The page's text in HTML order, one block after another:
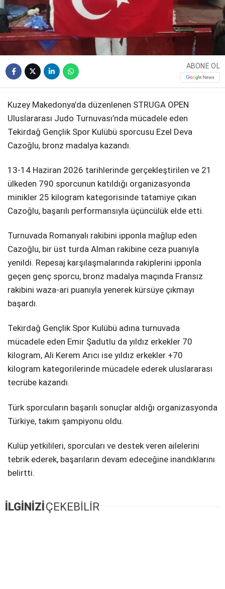
Facebook
Instagram
Youtube
ABONE OL
Kuzey Makedonya’da düzenlenen STRUGA OPEN
Uluslararası Judo Turnuvası’nda mücadele eden
Tekirdağ Gençlik Spor Kulübü sporcusu Ezel Deva
Cazoğlu, bronz madalya kazandı.
13-14 Haziran 2026 tarihlerinde gerçekleştirilen ve 21
ülkeden 790 sporcunun katıldığı organizasyonda
minikler 25 kilogram kategorisinde tatamiye çıkan
Cazoğlu, başarılı performansıyla üçüncülük elde etti.
Turnuvada Romanyalı rakibini ipponla mağlup eden
Cazoğlu, bir üst turda Alman rakibine ceza puanıyla
yenildi. Repesaj karşılaşmalarında rakiplerini ipponla
geçen genç sporcu, bronz madalya maçında Fransız
rakibini waza-ari puanıyla yenerek kürsüye çıkmayı
başardı.
Tekirdağ Gençlik Spor Kulübü adına turnuvada
mücadele eden Emir Şadutlu da yıldız erkekler 70
kilogram, Ali Kerem Arıcı ise yıldız erkekler +70
kilogram kategorilerinde mücadele ederek uluslararası
tecrübe kazandı.
Türk sporcuların başarılı sonuçlar aldığı organizasyonda
Türkiye, takım şampiyonu oldu.
Kulüp yetkilileri, sporcuları ve destek veren ailelerini
tebrik ederek, başarıların devam edeceğine inandıklarını
belirtti.
İLGİNİZİÇEKEBİLİR